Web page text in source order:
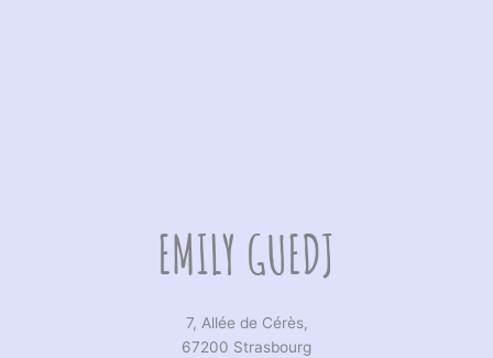
EMILY GUEDJ
7, Allée de Cérès,
67200 Strasbourg